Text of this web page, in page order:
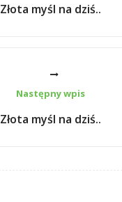
Złota myśl na dziś..
Następny wpis
Złota myśl na dziś..